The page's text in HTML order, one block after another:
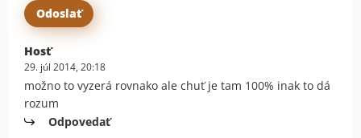
Hosť
29. júl 2014, 20:18
možno to vyzerá rovnako ale chuť je tam 100% inak to dá
rozum
Odpovedať